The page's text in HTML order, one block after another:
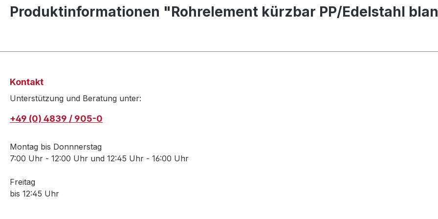
Produktinformationen "Rohrelement kürzbar PP/Edelstahl
Kontakt
Unterstützung und Beratung unter:
+49 (0) 4839 / 905-0
Montag bis Donnnerstag
7:00 Uhr - 12:00 Uhr und 12:45 Uhr - 16:00 Uhr
Freitag
bis 12:45 Uhr